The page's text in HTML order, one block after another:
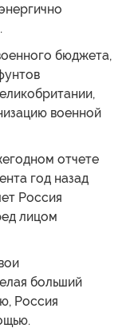
бюджета,
военной
отчете
год назад
Россия
лицом
больший
Россия